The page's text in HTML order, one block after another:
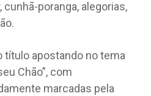
poranga, alegorias,
título apostando no tema
Chão”, com
marcadas pela